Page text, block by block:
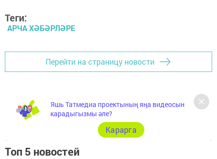
Теги:
АРЧА ХӘБӘРЛӘРЕ
Перейти на страницу новости
Топ 5 новостей
Яшь Татмедиа проектының яңа видеосын
карадыгызмы әле?
Карарга